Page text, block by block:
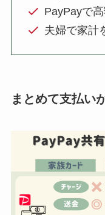
PayPayで
夫婦で家計
まとめて支払い